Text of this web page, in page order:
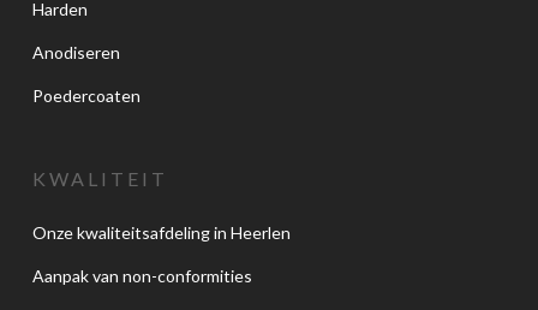
Harden
Anodiseren
Poedercoaten
KWALITEIT
Onze kwaliteitsafdeling in Heerlen
Aanpak van non-conformities